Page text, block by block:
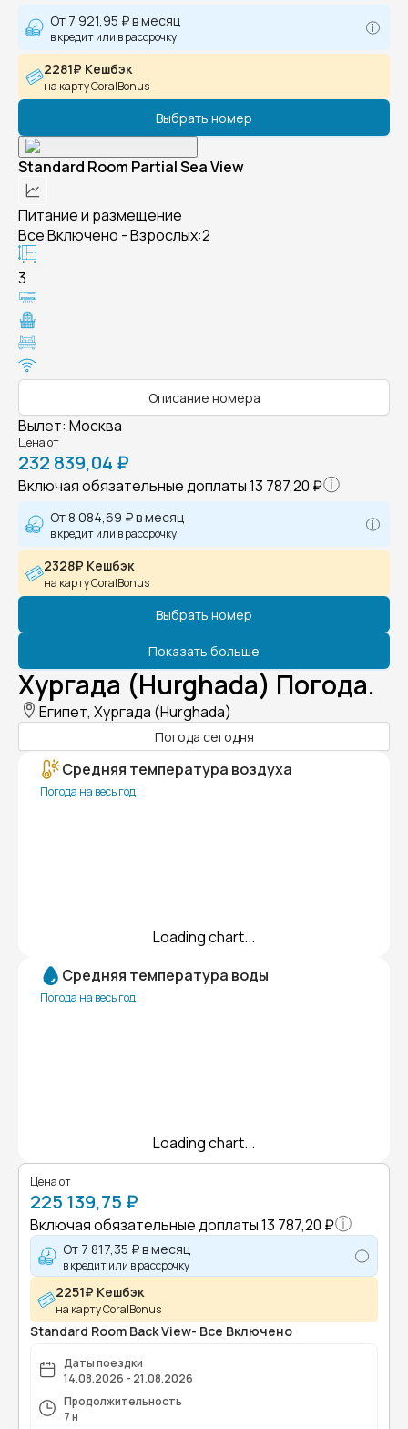
От 7 921,95 ₽в месяц
в кредит или в рассрочку
2281₽ Кешбэк
на карту CoralBonus
Выбрать номер
Standard Room Partial Sea View
Питание и размещение
Все Включено - Взрослых:2
3
Описание номера
Вылет: Москва
Цена от
232 839,04 ₽
Включая обязательные доплаты13 787,20 ₽
От 8 084,69 ₽в месяц
в кредит или в рассрочку
2328₽ Кешбэк
на карту CoralBonus
Выбрать номер
Показать больше
Хургада (Hurghada) Погода.
Египет, Хургада (Hurghada)
Погода сегодня
Средняя температура воздуха
Погода на весь год
Loading chart...
Средняя температура воды
Погода на весь год
Loading chart...
Цена от
225 139,75 ₽
Включая обязательные доплаты13 787,20 ₽
От 7 817,35 ₽в месяц
в кредит или в рассрочку
2251₽ Кешбэк
на карту CoralBonus
Standard Room Back View- Все Включено
Даты поездки
14.08.2026 - 21.08.2026
Продолжительность
7 н